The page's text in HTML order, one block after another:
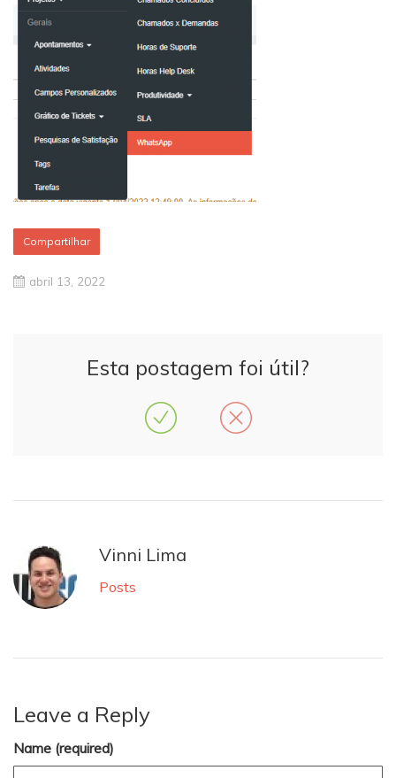
Compartilhar
abril 13, 2022
Esta postagem foi útil?
Vinni Lima
Posts
Leave a Reply
Name (required)